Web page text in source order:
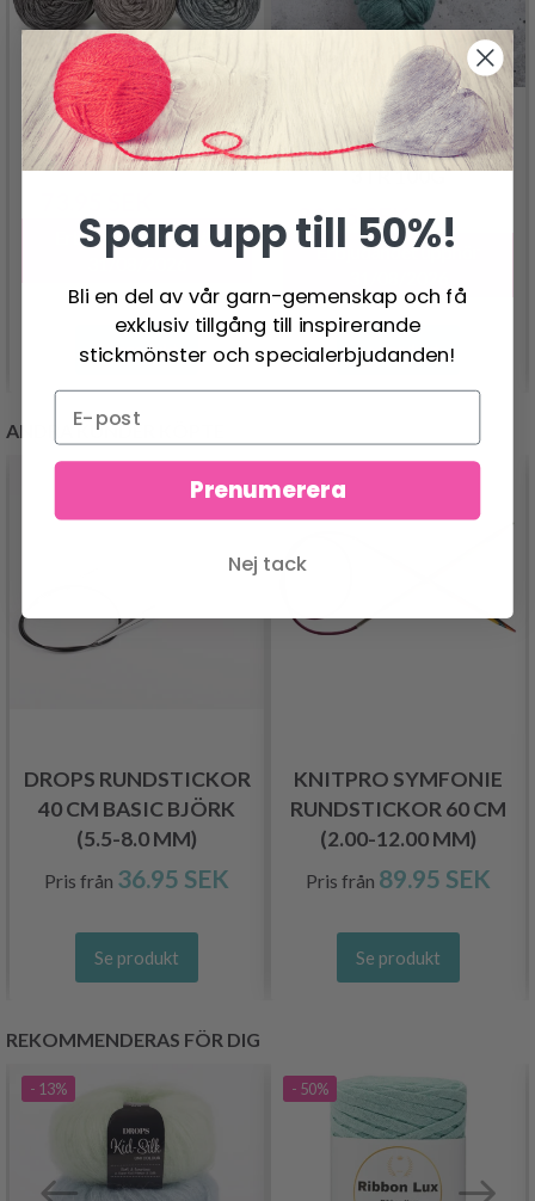
JÄRBO YLLE
Erbjudandet upphör
31/08/2026
Se produkt
JÄRBO SVENSK ULL
3TR 100G
80.95 SEK101.00 SEK
Erbjudandet upphör
Se produkt
ANDRA KUNDER KÖPTE
DROPS RUNDSTICKOR
40 CM BASIC BJÖRK
(5.5-8.0 MM)
Pris från 36.95 SEK
Se produkt
KNITPRO SYMFONIE
RUNDSTICKOR 60 CM
(2.00-12.00 MM)
Pris från 89.95 SEK
Se produkt
REKOMMENDERAS FÖR DIG
- 13% - 50%
Spara upp till 50%!
Bli en del av vår garn-gemenskap och få
exklusiv tillgång till inspirerande
stickmönster och specialerbjudanden!
Prenumerera
Nej tack